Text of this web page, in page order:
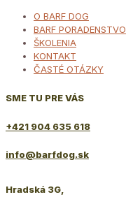
O BARF DOG
BARF PORADENSTVO
ŠKOLENIA
KONTAKT
ČASTÉ OTÁZKY
SME TU PRE VÁS
+421 904 635 618
info@barfdog.sk
Hradská 3G,